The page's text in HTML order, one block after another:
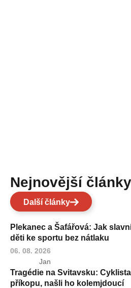
Nejnovější články
Další články
Plekanec a Šafářová: Jak
děti ke sportu bez nátlaku
06. 08. 2026
Jan
Tragédie na Svitavsku:
příkopu, našli ho kolemjdoucí